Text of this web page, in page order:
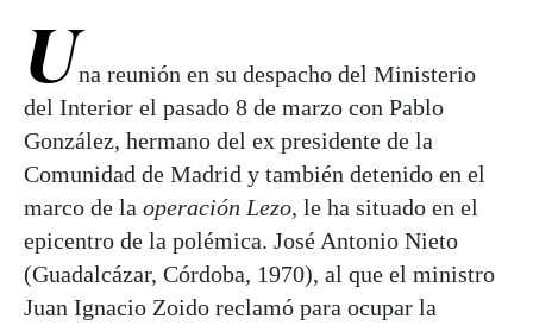
Una reunión en su despacho del Ministerio
del Interior el pasado 8 de marzo con Pablo
González, hermano del ex presidente de la
Comunidad de Madrid y también detenido en el
marco de la operación Lezo, le ha situado en el
epicentro de la polémica. José Antonio Nieto
(Guadalcázar, Córdoba, 1970), al que el ministro
Juan Ignacio Zoido reclamó para ocupar la